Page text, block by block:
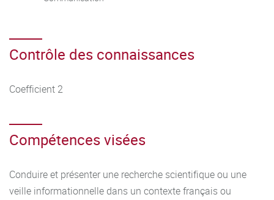
Contrôle des connaissances
Coefficient 2
Compétences visées
Conduire et présenter une recherche scientifique ou une
veille informationnelle dans un contexte français ou